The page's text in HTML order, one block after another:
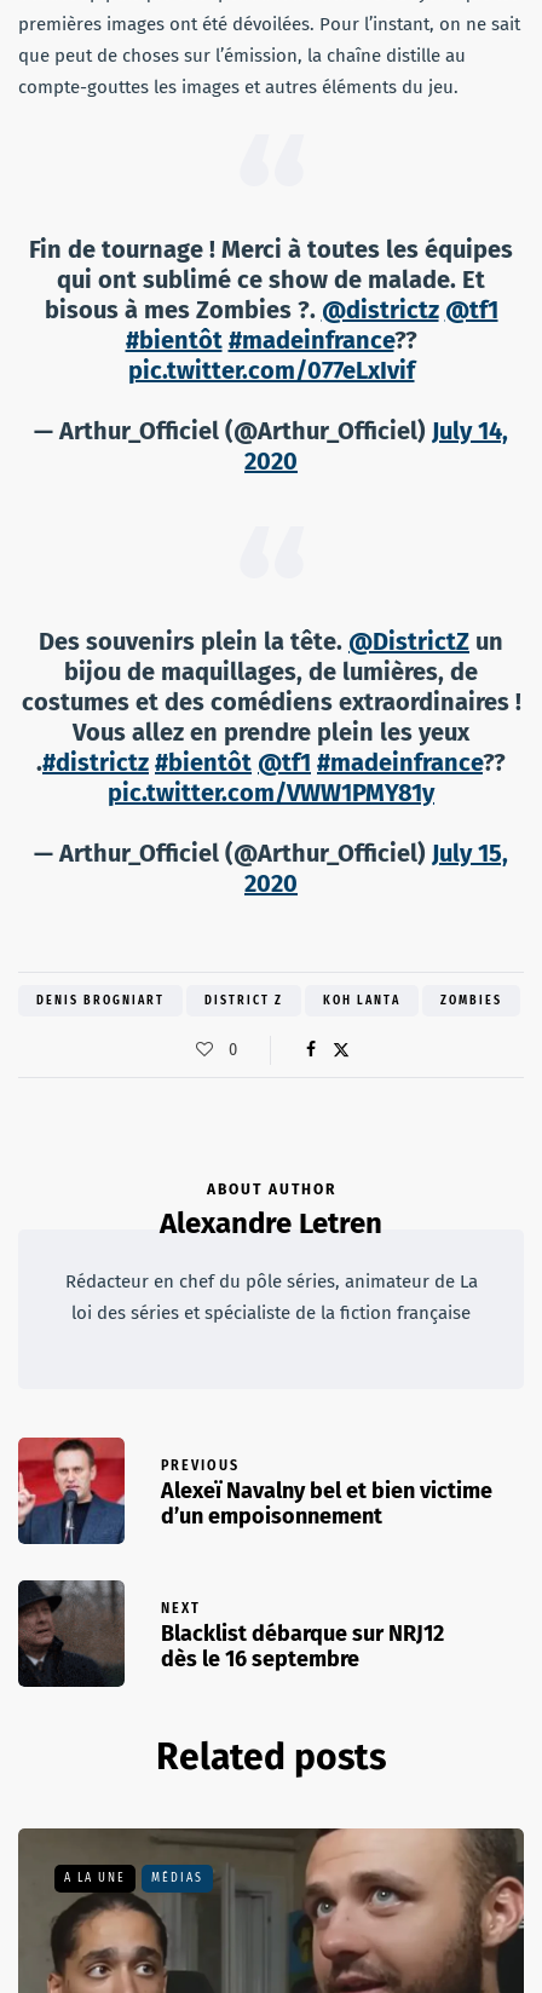
premières images ont été dévoilées. Pour l’instant, on ne sait
que peut de choses sur l’émission, la chaîne distille au
compte-gouttes les images et autres éléments du jeu.
Fin de tournage ! Merci à toutes les équipes
qui ont sublimé ce show de malade. Et
bisous à mes Zombies ?. @districtz @tf1
#bientôt #madeinfrance??
pic.twitter.com/077eLxIvif
— Arthur_Officiel (@Arthur_Officiel) July 14,
2020
Des souvenirs plein la tête. @DistrictZ un
bijou de maquillages, de lumières, de
costumes et des comédiens extraordinaires !
Vous allez en prendre plein les yeux
.#districtz #bientôt @tf1 #madeinfrance??
pic.twitter.com/VWW1PMY81y
— Arthur_Officiel (@Arthur_Officiel) July 15,
2020
DENIS BROGNIART DISTRICT Z KOH LANTA ZOMBIES
0
ABOUT AUTHOR
Alexandre Letren
Rédacteur en chef du pôle séries, animateur de La
loi des séries et spécialiste de la fiction française
PREVIOUS
Alexeï Navalny bel et bien victime
d’un empoisonnement
NEXT
Blacklist débarque sur NRJ12
dès le 16 septembre
Related posts
A LA UNE MÉDIAS